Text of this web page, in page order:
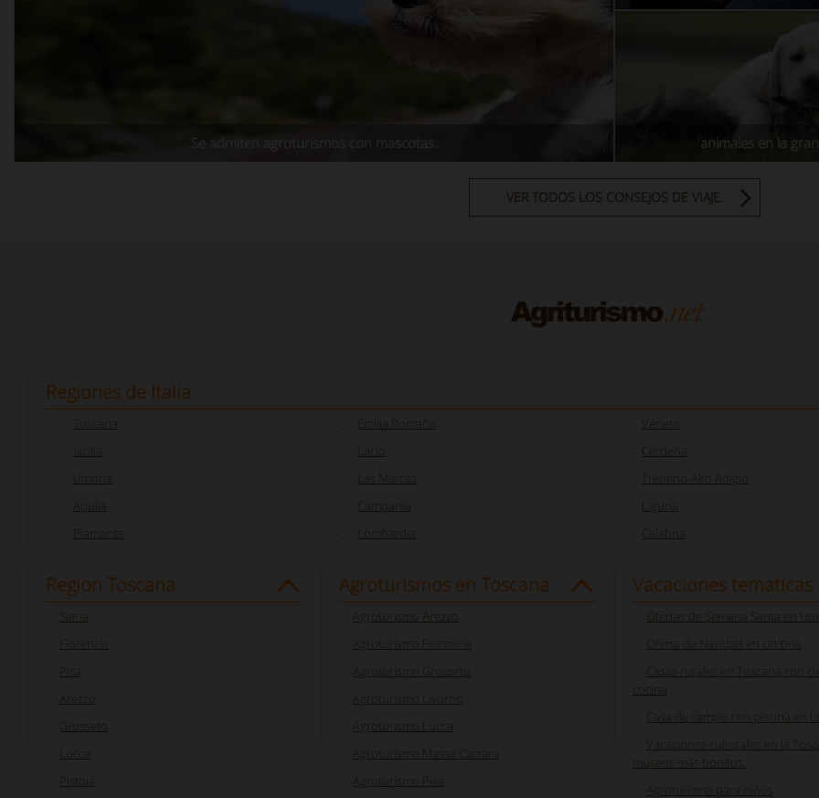
Se admiten agroturismos con mascotas. animales en la
VER TODOS LOS CONSEJOS DE VIAJE.
Regiones de Italia
Toscana
Sicilia
Umbria
Apulia
Piamonte
Emilia Romaña
Lacio
Las Marcas
Campania
Lombardia
Véneto
Cerdeña
Trentino-Alto Adigio
Liguria
Calabria
Region Toscana
Siena
Florencia
Pisa
Arezzo
Grosseto
Lucca
Pistoia
Agroturismos en Toscana
Agroturismo Arezzo
Agroturismo Florencia
Agroturismo Grosseto
Agroturismo Livorno
Agroturismo Lucca
Agroturismo Massa Carrara
Agroturismo Pisa
Vacaciones tematicas
Ofertas de Semana Santa en
Oferta de Navidad en Umbría
Casas rurales en Toscana con
cocina
Casa de campo con piscina en
Vacaciones culturales en la
museos más bonitos.
Agroturismo para niños